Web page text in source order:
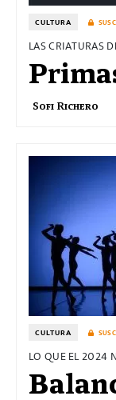
CULTURA
LAS CRIATURAS
Sofi Richero
CULTURA
LO QUE EL 2024